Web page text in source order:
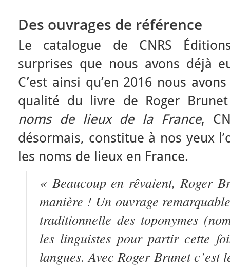
Des ouvrages de référence
Le catalogue de CNRS
surprises que nous avons déjà
C’est ainsi qu’en 2016 nous
qualité du livre de Roger
noms de lieux de la France,
désormais, constitue à nos yeux
les noms de lieux en France.
« Beaucoup en rêvaient, Roger
manière ! Un ouvrage
traditionnelle des toponymes
les linguistes pour partir cette
langues. Avec Roger Brunet c’est